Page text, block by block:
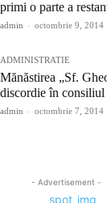
primi o parte a
admin - octombrie 9, 2014
ADMINISTRATIE
Mănăstirea „Sf.
discordie în consiliul
admin - octombrie 7, 2014
- Advertisement -